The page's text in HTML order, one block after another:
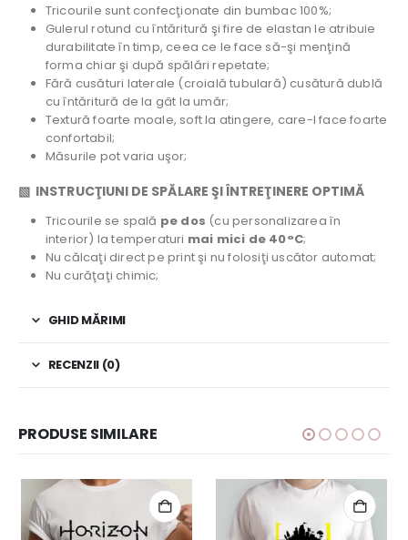
Tricourile sunt confecţionate din bumbac 100%;
Gulerul rotund cu întăritură şi fire de elastan le atribuie
durabilitate în timp, ceea ce le face să-şi menţină
forma chiar şi după spălări repetate;
Fără cusături laterale (croială tubulară) cusătură dublă
cu întăritură de la gât la umăr;
Textură foarte moale, soft la atingere, care-l face foarte
confortabil;
Măsurile pot varia uşor;
▧ INSTRUCŢIUNI DE SPĂLARE ŞI ÎNTREŢINERE OPTIMĂ
Tricourile se spală pe dos (cu personalizarea în
interior) la temperaturi mai mici de 40°C;
Nu călcaţi direct pe print şi nu folosiţi uscător automat;
Nu curăţaţi chimic;
GHID MĂRIMI
RECENZII (0)
PRODUSE SIMILARE